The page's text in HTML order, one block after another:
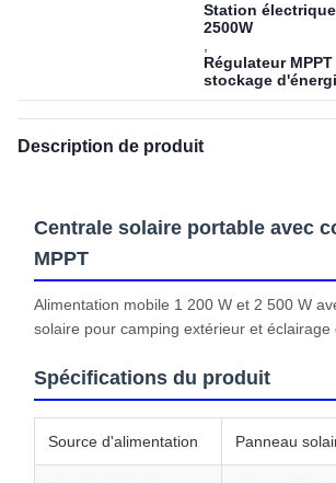
Station
2500W
Régulateur
stockage
Description de produit
Centrale solaire portable avec
MPPT
Alimentation mobile 1 200 W et 2 500 W
solaire pour camping extérieur et éclairage
Spécifications du produit
Source d'alimentation Panneau